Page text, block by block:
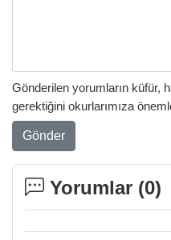
Gönderilen yorumların küfür,
gerektiğini okurlarımıza
Gönder
Yorumlar (0)